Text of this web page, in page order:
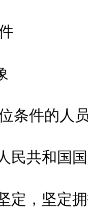
件的人员
共和国国
，坚定拥